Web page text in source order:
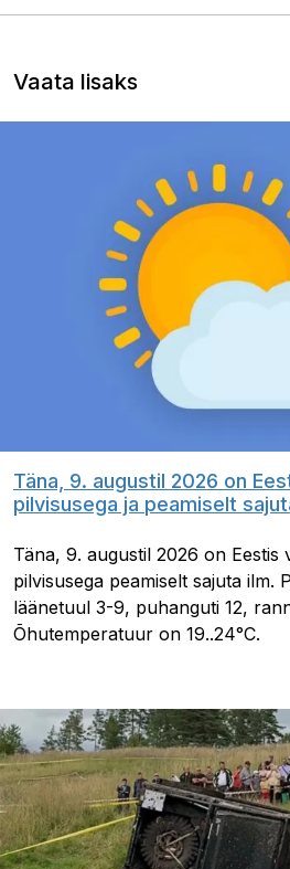
Vaata lisaks
Täna, 9. augustil 2026 on
pilvisusega ja peamiselt
Täna, 9. augustil 2026 on Eestis
pilvisusega peamiselt sajuta ilm.
läänetuul 3-9, puhanguti 12,
Õhutemperatuur on 19..24°C.